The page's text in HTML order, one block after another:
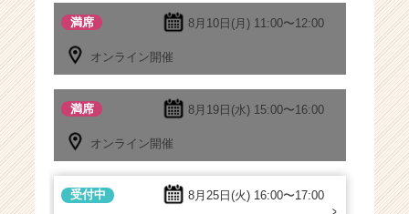
8月10日(月) 11:00〜12:00
満席
オンライン開催
8月19日(水) 15:00〜16:00
満席
オンライン開催
8月25日(火) 16:00〜17:00
受付中